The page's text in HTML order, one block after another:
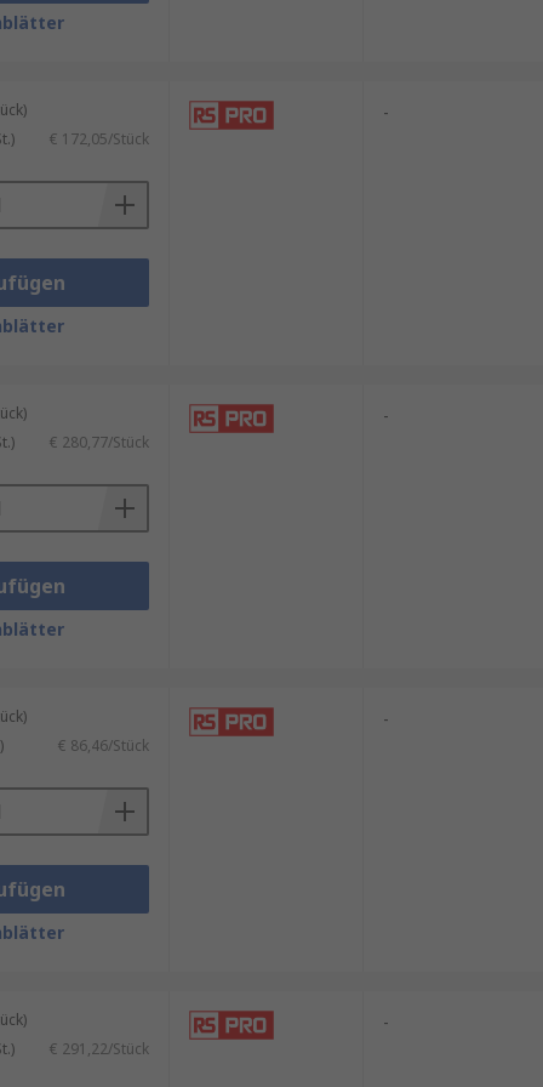
Bereichs.
€ 172,05/Stück
-
€ 280,77/Stück
-
€ 86,46/Stück
-
€ 291,22/Stück
-